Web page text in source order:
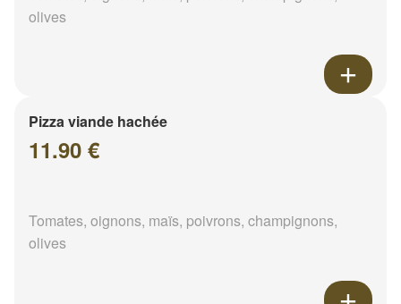
olives
Pizza viande hachée
11.90 €
Tomates, oignons, maïs, poivrons, champignons,
olives